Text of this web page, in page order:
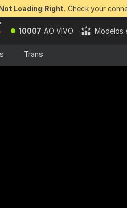
Loading Right. Check your
10007 AO VIVO Modelos
Trans